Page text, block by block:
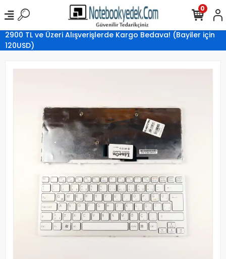
2900 TL ve Üzeri Alışverişlerde Kargo Bedava! (Bayiler için
120USD)
0